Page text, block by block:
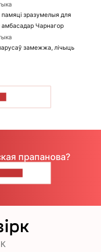
зразумелыя для
амбасадар Чарнагор
замежжа, лічыць
прапанова?